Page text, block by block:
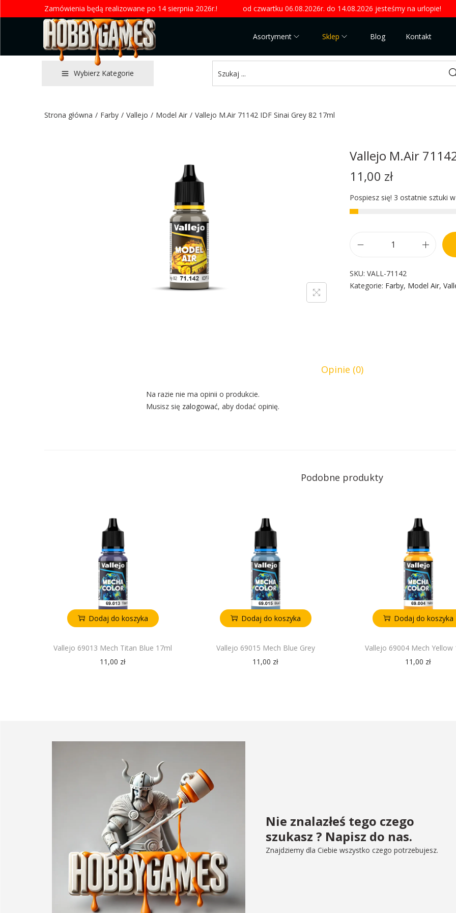
Zamówienia będą realizowane po 14 sierpnia 2026r.! od czwartku 06.08.2026r. do 14.08.2026 jesteśmy na urlopie!
Asortyment Sklep Blog Kontakt
Wybierz Kategorie
Strona główna / Farby / Vallejo / Model Air / Vallejo M.Air 71142 IDF Sinai Grey 82 17ml
Vallejo M.Air
11,00 zł
Pospiesz się! 3 ostatnie sztuki
SKU: VALL-71142
Kategorie: Farby, Model Air,
Opinie (0)
Na razie nie ma opinii o produkcie.
Musisz się zalogować, aby dodać opinię.
Podobne produkty
Dodaj do koszyka
Vallejo 69013 Mech Titan Blue 17ml
11,00 zł
Dodaj do koszyka
Vallejo 69015 Mech Blue Grey
11,00 zł
Dodaj do koszyka
Vallejo 69004 Mech Yellow
11,00 zł
Nie znalazłeś tego czego
szukasz ? Napisz do nas.
Znajdziemy dla Ciebie wszystko czego potrzebujesz.